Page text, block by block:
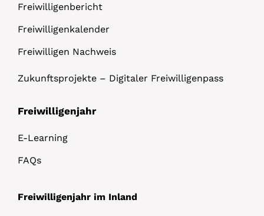
Freiwilligenbericht
Freiwilligenkalender
Freiwilligen Nachweis
Zukunftsprojekte – Digitaler Freiwilligenpass
Freiwilligenjahr
E-Learning
FAQs
Freiwilligenjahr im Inland